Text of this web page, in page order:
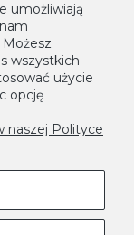
informacje o
umożliwiają
wszystkich
użycie
opcję
naszej Polityce